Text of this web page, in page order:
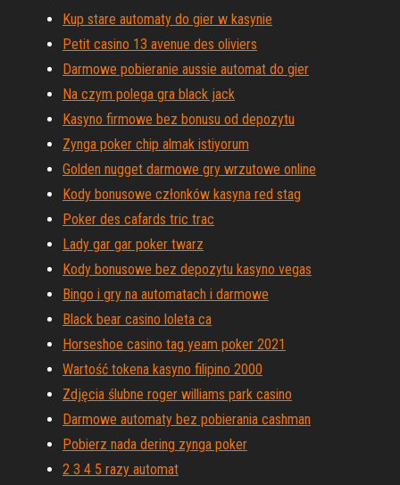
Kup stare automaty do gier w kasynie
Petit casino 13 avenue des oliviers
Darmowe pobieranie aussie automat do gier
Na czym polega gra black jack
Kasyno firmowe bez bonusu od depozytu
Zynga poker chip almak istiyorum
Golden nugget darmowe gry wrzutowe online
Kody bonusowe członków kasyna red stag
Poker des cafards tric trac
Lady gar gar poker twarz
Kody bonusowe bez depozytu kasyno vegas
Bingo i gry na automatach i darmowe
Black bear casino loleta ca
Horseshoe casino tag yeam poker 2021
Wartość tokena kasyno filipino 2000
Zdjęcia ślubne roger williams park casino
Darmowe automaty bez pobierania cashman
Pobierz nada dering zynga poker
2 3 4 5 razy automat